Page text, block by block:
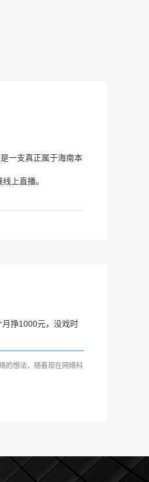
一支真正属于海南本
上直播。
挣1000元，没戏时
的想法，随着现在网络科